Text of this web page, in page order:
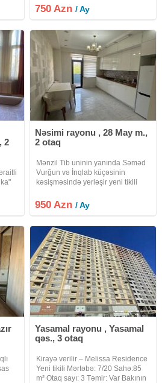
haqqı 30%
750 Azn/ Ay
2
Nəsimi rayonu , 28 May m.,
2 otaq
Mənzil Tib uninin yanında Səməd
Vurğun və İnqlab küçəsinin
kəsişməsində yerləşir yeni tikili
yeni təmirli və yeni əşyalı verilir
geniş və rahat mənzildir ətrafda
950 Azn/ Ay
Yasamal rayonu , Yasamal
qəs., 3 otaq
Kirayə verilir – Melissa Residence
Yeni tikili Mərtəbə: 7/20 Sahə:85
m² Otaq sayı: 3 Təmir: Var Bakının